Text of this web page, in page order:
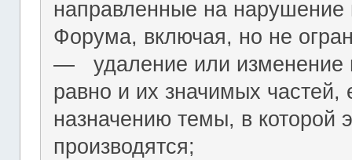
направленные на
Форума, включая, но не
― удаление или изменение
равно и их значимых частей,
назначению темы, в которой
производятся;